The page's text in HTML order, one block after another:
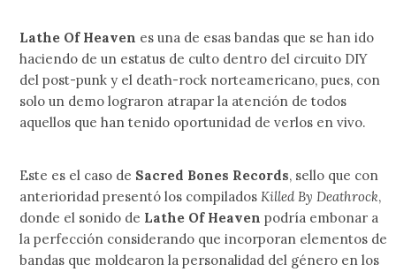
Lathe Of Heaven es una de esas bandas que se han ido
haciendo de un estatus de culto dentro del circuito DIY
del post-punk y el death-rock norteamericano, pues, con
solo un demo lograron atrapar la atención de todos
aquellos que han tenido oportunidad de verlos en vivo.
Este es el caso de Sacred Bones Records, sello que con
anterioridad presentó los compilados Killed By Deathrock,
donde el sonido de Lathe Of Heaven podría embonar a
la perfección considerando que incorporan elementos de
bandas que moldearon la personalidad del género en los